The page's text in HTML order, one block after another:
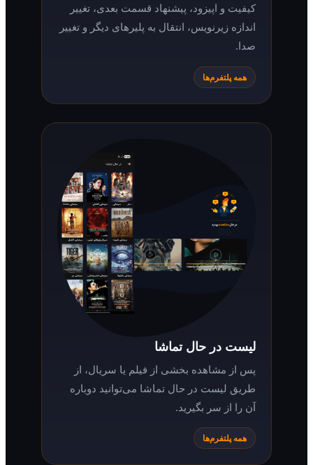
کیفیت و اپیزود، پیشنهاد قسمت بعدی، تغییر
اندازه زیرنویس، انتقال به پلیرهای دیگر و تغییر
همه پلتفرم‌ها
لیست در حال تماشا
پس از مشاهده بخشی از فیلم یا سریال، از
طریق لیست در حال تماشا می‌توانید دوباره
آن را از سر بگیرید.
همه پلتفرم‌ها